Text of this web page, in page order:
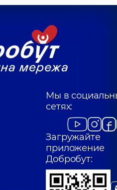
Мы в
сетях:
Загружайте
приложение
Добробут: